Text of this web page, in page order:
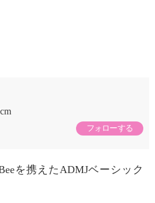
フォローする
を携えたADMJベーシック